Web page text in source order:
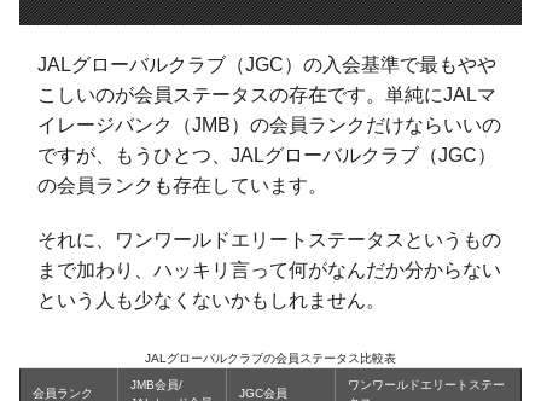
JALグローバルクラブ（JGC）の入会基準で最もやや
こしいのが会員ステータスの存在です。単純にJALマ
イレージバンク（JMB）の会員ランクだけならいいの
ですが、もうひとつ、JALグローバルクラブ（JGC）
の会員ランクも存在しています。
それに、ワンワールドエリートステータスというもの
まで加わり、ハッキリ言って何がなんだか分からない
という人も少なくないかもしれません。
JALグローバルクラブの会員ステータス比較表
会員ランク
JMB会員/
JGC会員
ワンワールドエリートステー